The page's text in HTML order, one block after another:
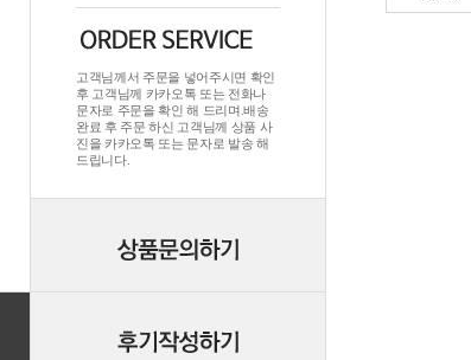
고객님께서 주문을 넣어주시면 확인
후 고객님께 카카오톡 또는 전화나
문자로 주문을 확인 해 드리며.배송
완료 후 주문 하신 고객님께 상품 사
진을 카카오톡 또는 문자로 발송 해
드립니다.